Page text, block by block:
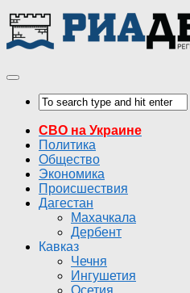
СВО на Украине
Политика
Общество
Экономика
Происшествия
Дагестан
Махачкала
Дербент
Кавказ
Чечня
Ингушетия
Осетия